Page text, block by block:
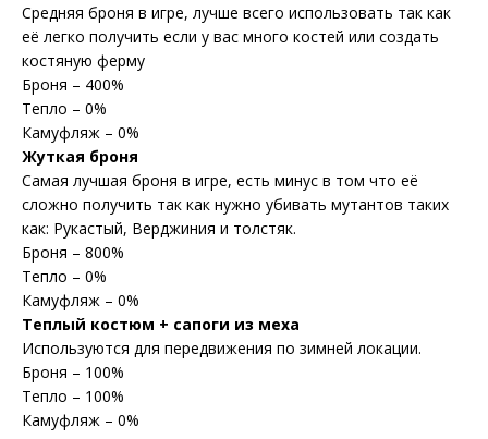
Средняя броня в игре, лучше всего использовать так как
её легко получить если у вас много костей или создать
костяную ферму
Броня – 400%
Тепло – 0%
Камуфляж – 0%
Жуткая броня
Самая лучшая броня в игре, есть минус в том что её
сложно получить так как нужно убивать мутантов таких
как: Рукастый, Верджиния и толстяк.
Броня – 800%
Тепло – 0%
Камуфляж – 0%
Теплый костюм + сапоги из меха
Используются для передвижения по зимней локации.
Броня – 100%
Тепло – 100%
Камуфляж – 0%